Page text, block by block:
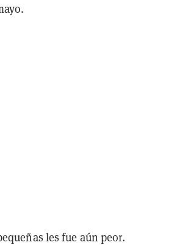
les fue aún peor.